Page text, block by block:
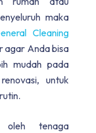
maka
Cleaning
agar Anda bisa
mudah pada
untuk
oleh tenaga